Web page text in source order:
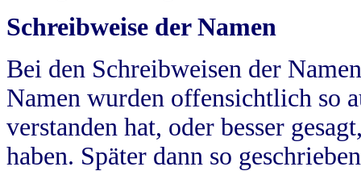
Schreibweise der Namen
Bei den Schreibweisen der
Namen wurden offensichtlich so
verstanden hat, oder besser
haben. Später dann so